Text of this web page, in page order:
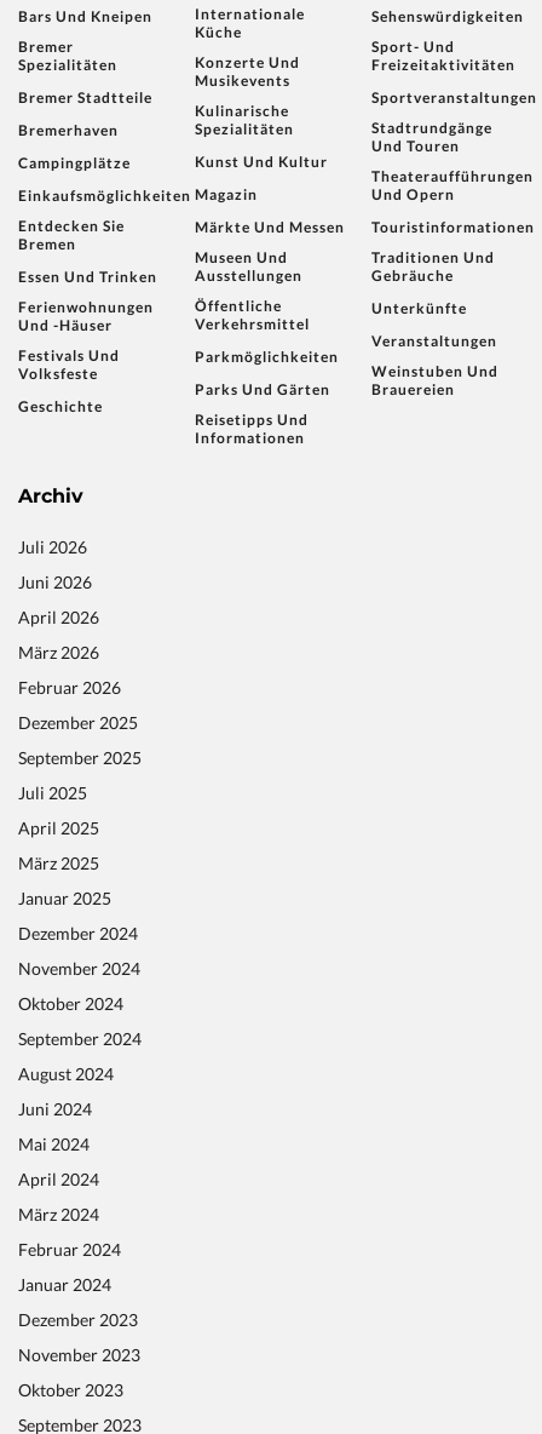
Bars Und Kneipen
Bremer
Spezialitäten
Bremer Stadtteile
Bremerhaven
Campingplätze
Einkaufsmöglichkeiten
Entdecken Sie
Bremen
Essen Und Trinken
Ferienwohnungen
Und -häuser
Festivals Und
Volksfeste
Geschichte
Internationale
Küche
Konzerte Und
Musikevents
Kulinarische
Spezialitäten
Kunst Und Kultur
Magazin
Märkte Und Messen
Museen Und
Ausstellungen
Öffentliche
Verkehrsmittel
Parkmöglichkeiten
Parks Und Gärten
Reisetipps Und
Informationen
Sehenswürdigkeiten
Sport- Und
Freizeitaktivitäten
Sportveranstaltungen
Stadtrundgänge
Und Touren
Theateraufführungen
Und Opern
Touristinformationen
Traditionen Und
Gebräuche
Unterkünfte
Veranstaltungen
Weinstuben Und
Brauereien
Archiv
Juli 2026
Juni 2026
April 2026
März 2026
Februar 2026
Dezember 2025
September 2025
Juli 2025
April 2025
März 2025
Januar 2025
Dezember 2024
November 2024
Oktober 2024
September 2024
August 2024
Juni 2024
Mai 2024
April 2024
März 2024
Februar 2024
Januar 2024
Dezember 2023
November 2023
Oktober 2023
September 2023